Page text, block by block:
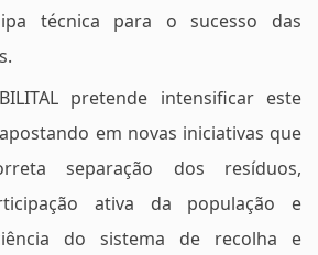
técnica para o sucesso das
pretende intensificar este
em novas iniciativas que
separação dos resíduos,
ativa da população e
do sistema de recolha e